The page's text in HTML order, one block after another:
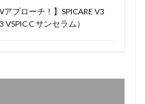
プローチ！】SPICARE V3
VSPIC C サンセラム）